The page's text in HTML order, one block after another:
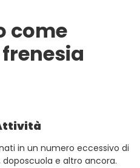
come
in un numero eccessivo di
e altro ancora.